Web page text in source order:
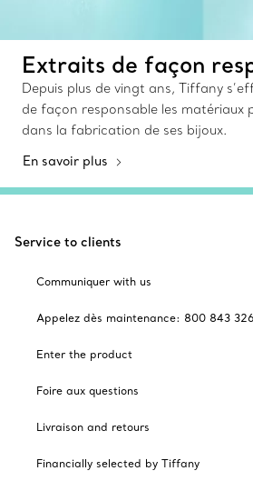
Extraits de façon
Depuis plus de vingt ans, Tiffany
de façon responsable les matériaux
dans la fabrication de ses bijoux.
En savoir plus
Service to clients
Communiquer with us
Appelez dès maintenance: 800 843
Enter the product
Foire aux questions
Livraison and retours
Financially selected by Tiffany